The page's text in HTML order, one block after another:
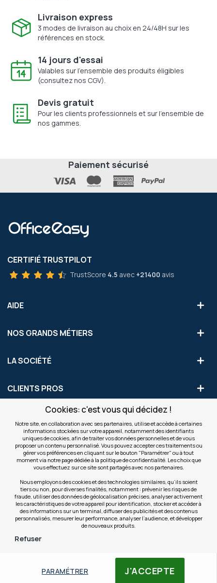
J'ACCEPTE
PARAMÉTRER
Cookies: c'est vous qui décidez !
Notre site, en collaboration avec ses partenaires, utilise et accède à certaines
informations stockées sur votre appareil, notamment des identifiants
uniques de cookies, afin de traiter vos données personnelles et de vous
proposer un contenu personnalisé. Vous pouvez accepter ces traitements ou
gérer vos préférences en cliquant sur le bouton "Paramétrer" ou à tout
moment via notre page dédiée à la politique de confidentialité. Les choix que
vous effectuez sur ce site sont partagés avec nos partenaires.
Nous employons des cookies et des technologies similaires, qu’ils soient
tiers ou non, pour diverses finalités, notamment : prévenir les risques de
fraude, utiliser des données de géolocalisation précises, analyser activement
les caractéristiques de votre appareil pour identification, stocker et accéder à
des informations sur un terminal, diffuser des publicités et des contenus
personnalisés, mesurer leur performance, analyser l’audience, et développer
de nouveaux produits.
Refuser
Livraison express
3 modes de livraison au choix en 24/48H sur les
références en stock.
14 jours d'essai
Valables sur l'ensemble des produits éligibles
(consultez nos CGV).
Devis gratuit
Pour les clients professionnels et sur l'ensemble de
nos gammes.
Paiement sécurisé
CERTIFIÉ TRUSTPILOT
TrustScore 4.5 avec +21400 avis
AIDE
NOS GRANDS MÉTIERS
LA SOCIÉTÉ
CLIENTS PROS
S'INSCRIRE AUX OFFRES COMMERCIALES
Inscription
notre
newsletter
Valider
NOS SITES
© Copyright OfficeEasy 2026